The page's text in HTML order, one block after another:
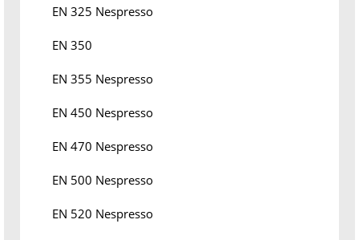
EN 325 Nespresso
EN 350
EN 355 Nespresso
EN 450 Nespresso
EN 470 Nespresso
EN 500 Nespresso
EN 520 Nespresso